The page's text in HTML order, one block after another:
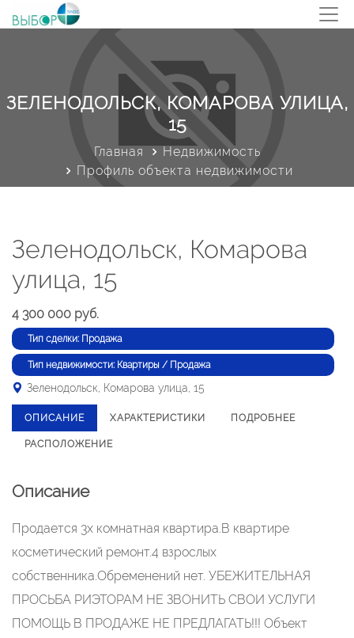
ЗЕЛЕНОДОЛЬСК, КОМАРОВА УЛИЦА,
15
Главная
Недвижимость
Профиль объекта недвижимости
Зеленодольск, Комарова
улица, 15
4 300 000 руб.
Тип сделки: Продажа
Тип недвижимости: Квартиры / Продажа
Зеленодольск, Комарова улица, 15
ОПИСАНИЕ ХАРАКТЕРИСТИКИ ПОДРОБНЕЕ
РАСПОЛОЖЕНИЕ
Описание
Продается 3х комнатная квартира.В квартире
косметический ремонт.4 взрослых
собственника.Обременений нет. УБЕЖИТЕЛЬНАЯ
ПРОСЬБА РИЭТОРАМ НЕ ЗВОНИТЬ СВОИ УСЛУГИ
ПОМОЩЬ В ПРОДАЖЕ НЕ ПРЕДЛАГАТЬ!!! Объект